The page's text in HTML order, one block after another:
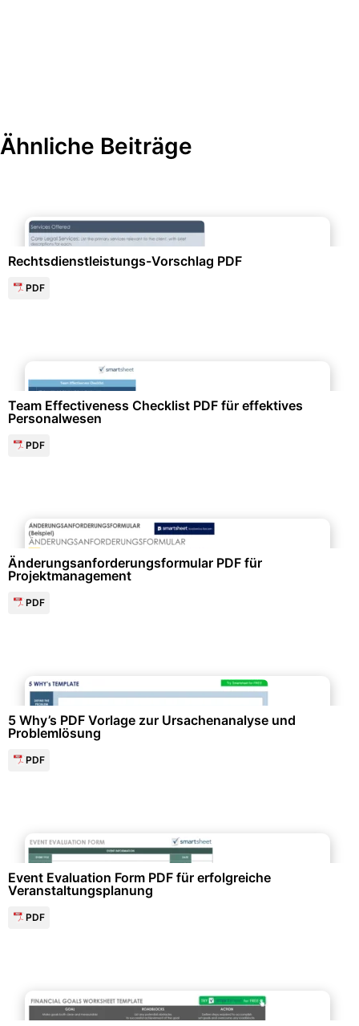
Ähnliche Beiträge
Rechtsdienstleistungs-Vorschlag PDF
PDF
Team Effectiveness Checklist PDF für effektives
Personalwesen
PDF
Änderungsanforderungsformular PDF für
Projektmanagement
PDF
5 Why’s PDF Vorlage zur Ursachenanalyse und
Problemlösung
PDF
Event Evaluation Form PDF für erfolgreiche
Veranstaltungsplanung
PDF